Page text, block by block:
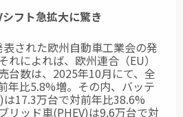
フト急拡大に驚き
された欧州自動車工業会の発
それによれば、欧州連合（EU）
台数は、2025年10月にて、全
年比5.8%増。その内、バッテ
は17.3万台で対前年比38.6%
リッド車(PHEV)は9.6万台で対